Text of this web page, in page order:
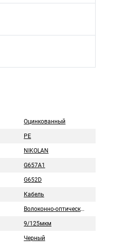
Оцинкованный
PE
NIKOLAN
G657A1
G652D
Кабель
Волоконно-оптический
9/125мкм
Черный